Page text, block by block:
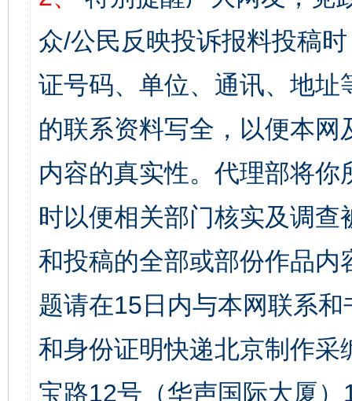
众/公民反映投诉报料投稿
证号码、单位、通讯、地
的联系资料写全，以便本
内容的真实性。代理部将
时以便相关部门核实及调
和投稿的全部或部份作品
题请在15日内与本网联系
和身份证明快递北京制作
宝路12号（华声国际大厦